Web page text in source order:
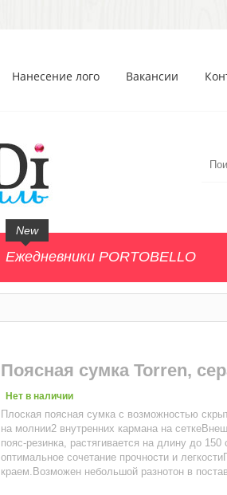
Нанесение лого Вакансии
Ежедневники PORTOBELLO
New
Поясная сумка Torren,
Нет в наличии
Плоская поясная сумка с возможностью
на молнии2 внутренних кармана на
пояс-резинка, растягивается на длину до
оптимальное сочетание прочности и
краем.Возможен небольшой разнотон в